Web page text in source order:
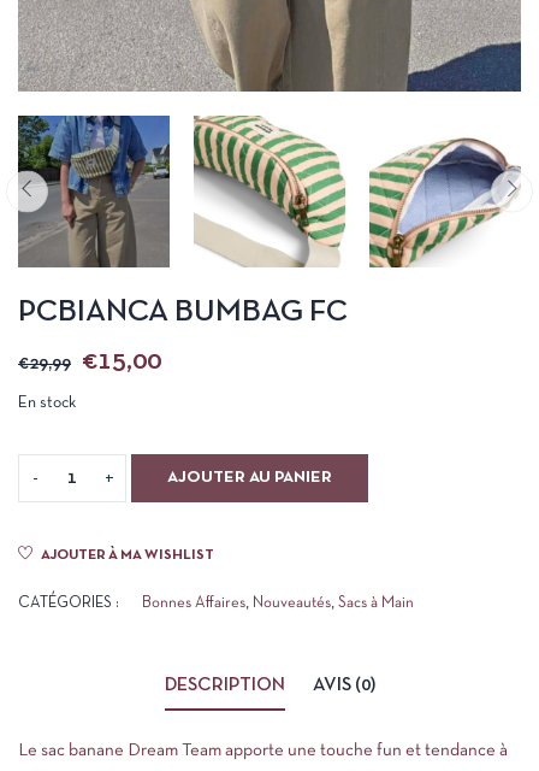
PCBIANCA BUMBAG FC
€29,99 €15,00
En stock
AJOUTER AU PANIER
AJOUTER À MA WISHLIST
CATÉGORIES : Bonnes Affaires, Nouveautés, Sacs à Main
DESCRIPTION AVIS (0)
Le sac banane Dream Team apporte une touche fun et tendance à